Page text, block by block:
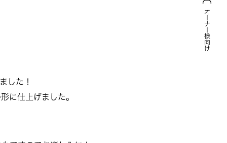
オーナー様向け
した！
に仕上げました。